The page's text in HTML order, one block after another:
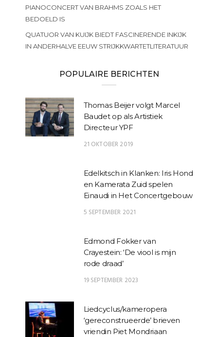
PIANOCONCERT VAN BRAHMS ZOALS HET
BEDOELD IS
QUATUOR VAN KUIJK BIEDT FASCINERENDE INKIJK
IN ANDERHALVE EEUW STRIJKKWARTETLITERATUUR
POPULAIRE BERICHTEN
Thomas Beijer volgt Marcel
Baudet op als Artistiek
Directeur YPF
21 OKTOBER 2019
Edelkitsch in Klanken: Iris Hond
en Kamerata Zuid spelen
Einaudi in Het Concertgebouw
5 SEPTEMBER 2021
Edmond Fokker van
Crayestein: ‘De viool is mijn
rode draad’
19 SEPTEMBER 2023
Liedcyclus/kameropera
‘gereconstrueerde’ brieven
vriendin Piet Mondriaan